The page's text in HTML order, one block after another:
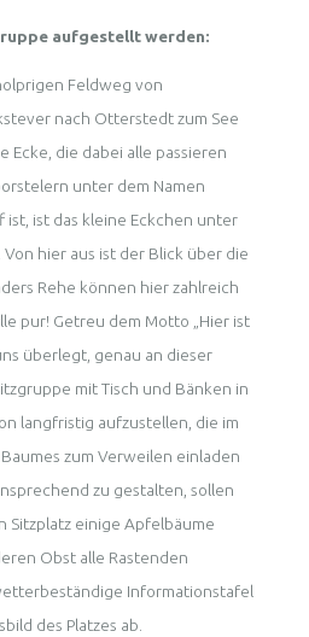
aufgestellt werden:
Feldweg von
nach Otterstedt zum See
Ecke, die dabei alle passieren
unter dem Namen
ist, ist das kleine Eckchen unter
hier aus ist der Blick über die
Rehe können hier zahlreich
pur! Getreu dem Motto „Hier ist
überlegt, genau an dieser
mit Tisch und Bänken in
langfristig aufzustellen, die im
zum Verweilen einladen
zu gestalten, sollen
Sitzplatz einige Apfelbäume
Obst alle Rastenden
Informationstafel
des Platzes ab.